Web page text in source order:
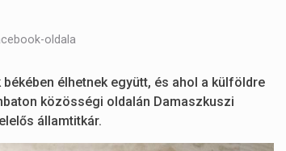
oldala
élhetnek együtt, és ahol a külföldre
közösségi oldalán Damaszkuszi
államtitkár.